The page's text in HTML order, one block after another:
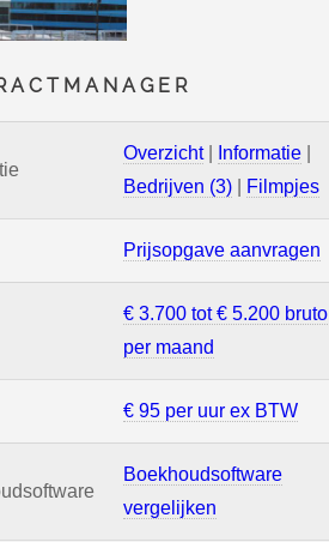
Overzicht| Informatie
Bedrijven (3)
Filmpjes
Prijsopgave aanvragen
€ 3.700 tot € 5.200 bruto
per maand
€ 95 per uur ex BTW
Boekhoudsoftware
vergelijken